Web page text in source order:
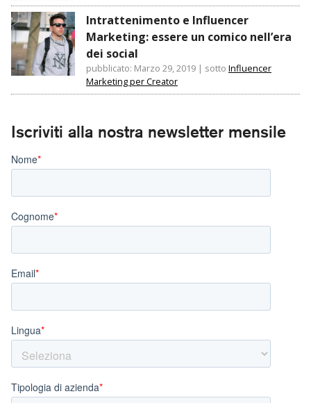
Intrattenimento e Influencer
Marketing: essere un comico nell’era
dei social
pubblicato: Marzo 29, 2019 | sotto Influencer
Marketing per Creator
Iscriviti alla nostra newsletter mensile